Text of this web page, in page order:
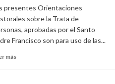
explotación
de
seres
humanos.
del
presentes Orientaciones
sobre la Trata de
aprobadas por el Santo
Francisco son para uso de las...
más